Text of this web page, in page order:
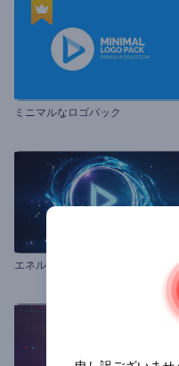
ミニマルなロゴパック
エネルギーボルテックスの紹介